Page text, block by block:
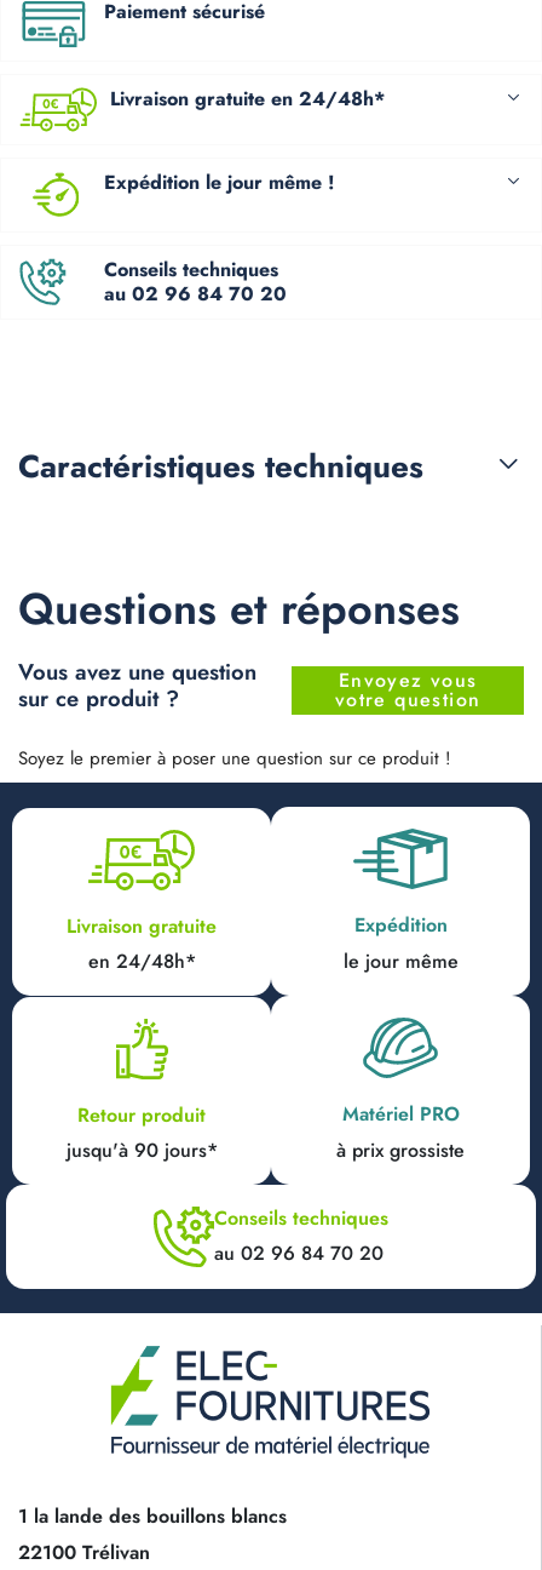
Paiement sécurisé
Livraison gratuite en 24/48h*
Expédition le jour même !
Conseils techniques
au 02 96 84 70 20
Caractéristiques techniques
Questions et réponses
Vous avez une question
sur ce produit ?
Envoyez vous
votre question
Soyez le premier à poser une question sur ce produit !
Livraison gratuite
en 24/48h*
Expédition
le jour même
Retour produit
jusqu'à 90 jours*
Matériel PRO
à prix grossiste
Conseils techniques
au 02 96 84 70 20
1 la lande des bouillons blancs
22100 Trélivan